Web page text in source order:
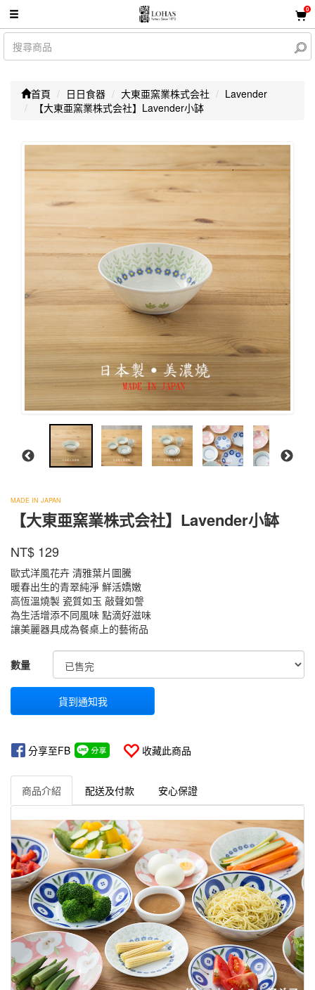
0
首頁 日日食器 大東亜窯業株式会社
Lavender
【大東亜窯業株式会社】Lavender小缽
MADE IN JAPAN
【大東亜窯業株式会社】Lavender小缽
商品代號 LAVY14B
LAVY14B
品牌
東
亜
窯
業
株
式
会
社
NT$ 129
歐式洋風花卉 清雅葉片圖騰
暖春出生的青翠純淨 鮮活嬌嫩
高恆溫燒製 瓷質如玉 敲聲如謦
為生活增添不同風味 點滴好滋味
讓美麗器具成為餐桌上的藝術品
GOODS000000000000000000705
數量
貨到通知我
分享至FB 收藏此商品
商品介紹 配送及付款 安心保證